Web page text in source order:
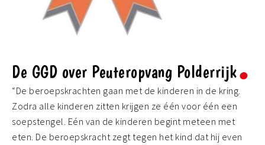
De GGD over Peuteropvang Polderrijk
“De beroepskrachten gaan met de kinderen in de kring.
Zodra alle kinderen zitten krijgen ze één voor één een
soepstengel. Eén van de kinderen begint meteen met
eten. De beroepskracht zegt tegen het kind dat hij even